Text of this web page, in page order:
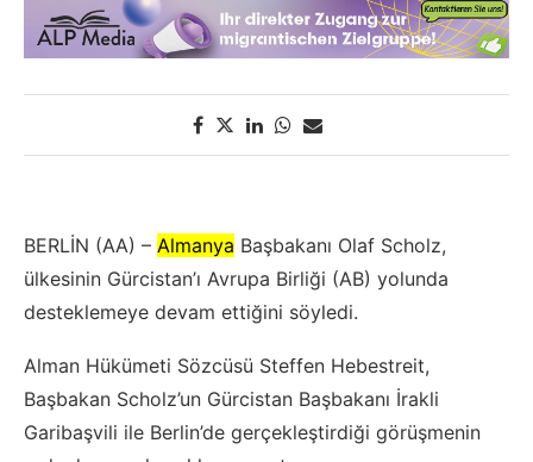
BERLİN (AA) – Almanya Başbakanı Olaf Scholz,
ülkesinin Gürcistan’ı Avrupa Birliği (AB) yolunda
desteklemeye devam ettiğini söyledi.
Alman Hükümeti Sözcüsü Steffen Hebestreit,
Başbakan Scholz’un Gürcistan Başbakanı İrakli
Garibaşvili ile Berlin’de gerçekleştirdiği görüşmenin